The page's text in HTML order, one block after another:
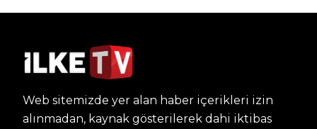
Web sitemizde yer alan haber içerikleri izin
alınmadan, kaynak gösterilerek dahi iktibas